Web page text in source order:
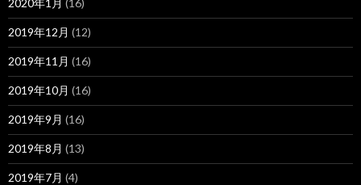
2019年12月 (12)
2019年11月 (16)
2019年10月 (16)
2019年9月 (16)
2019年8月 (13)
2019年7月 (4)